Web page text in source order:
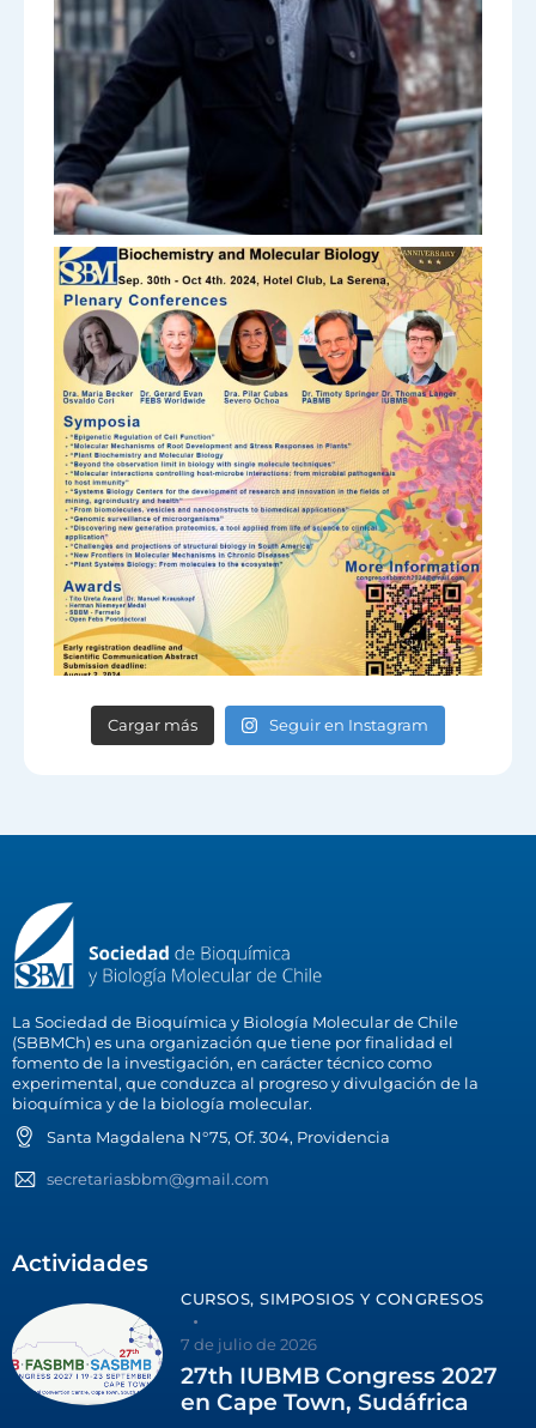
Cargar más Seguir en Instagram
La Sociedad de Bioquímica y Biología Molecular de Chile
(SBBMCh) es una organización que tiene por finalidad el
fomento de la investigación, en carácter técnico como
experimental, que conduzca al progreso y divulgación de la
bioquímica y de la biología molecular.
Santa Magdalena N°75, Of. 304, Providencia
secretariasbbm@gmail.com
Actividades
CURSOS, SIMPOSIOS Y CONGRESOS
7 de julio de 2026
27th IUBMB Congress 2027
en Cape Town, Sudáfrica